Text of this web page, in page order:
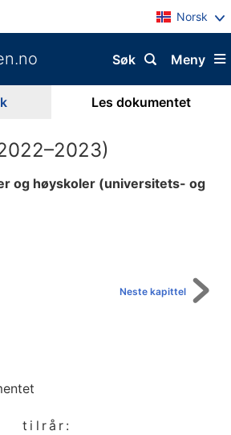
Norsk
Meny
Søk
Les dokumentet
og høyskoler (universitets- og
Neste kapittel
tilrår: